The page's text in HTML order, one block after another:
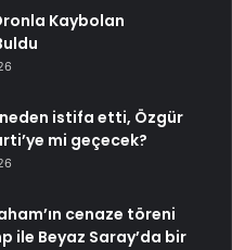
Kaybolan
istifa etti, Özgür
mi geçecek?
cenaze töreni
ile Beyaz Saray’da bir